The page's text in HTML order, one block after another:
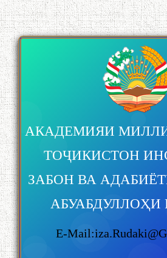
АКАДЕМИЯИ
ТОҶИКИСТОН
ЗАБОН ВА
АБУАБДУЛЛОҲИ
E-